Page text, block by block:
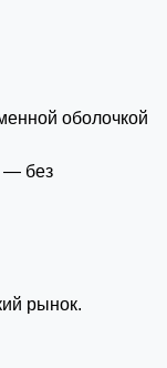
оболочкой
— без
рынок.